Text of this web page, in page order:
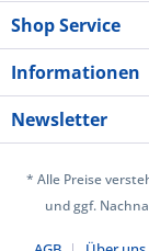
Shop Service
Informationen
Newsletter
* Alle Preise
und ggf.